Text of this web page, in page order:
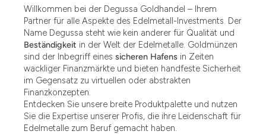
Willkommen bei der Degussa Goldhandel – Ihrem
Partner für alle Aspekte des Edelmetall-Investments. Der
Name Degussa steht wie kein anderer für Qualität und
Beständigkeit in der Welt der Edelmetalle. Goldmünzen
sind der Inbegriff eines sicheren Hafens in Zeiten
wackliger Finanzmärkte und bieten handfeste Sicherheit
im Gegensatz zu virtuellen oder abstrakten
Finanzkonzepten.
Entdecken Sie unsere breite Produktpalette und nutzen
Sie die Expertise unserer Profis, die ihre Leidenschaft für
Edelmetalle zum Beruf gemacht haben.